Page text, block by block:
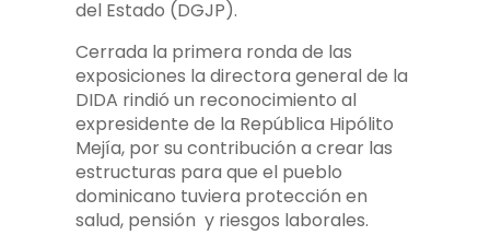
del Estado (DGJP).
Cerrada la primera ronda de las
exposiciones la directora general de la
DIDA rindió un reconocimiento al
expresidente de la República Hipólito
Mejía, por su contribución a crear las
estructuras para que el pueblo
dominicano tuviera protección en
salud, pensión y riesgos laborales.